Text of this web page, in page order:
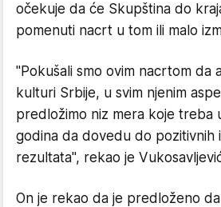
očekuje da će Skupština do
pomenuti nacrt u tom ili malo
"Pokušali smo ovim nacrtom da
kulturi Srbije, u svim njenim
predložimo niz mera koje treba
godina da dovedu do pozitivnih
rezultata", rekao je
On je rekao da je predloženo